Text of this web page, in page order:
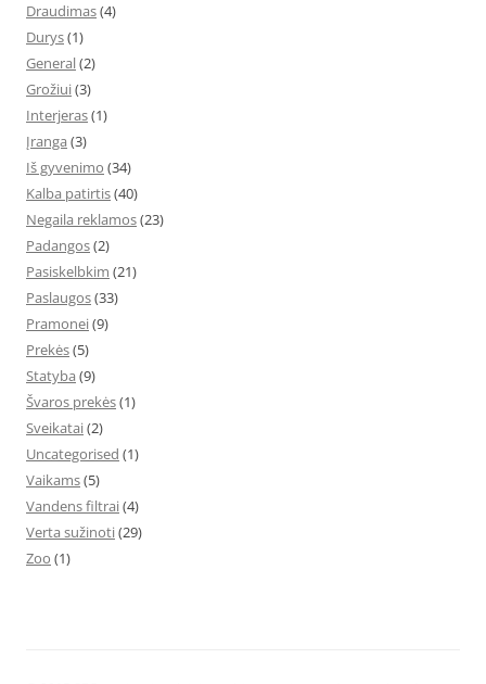
Draudimas(4)
Durys(1)
General(2)
Grožiui(3)
Interjeras(1)
Įranga (3)
Iš gyvenimo (34)
Kalba patirtis(40)
Negaila reklamos(23)
Padangos(2)
Pasiskelbkim (21)
Paslaugos(33)
Pramonei(9)
Prekės(5)
Statyba (9)
Švaros prekės(1)
Sveikatai(2)
Uncategorised (1)
Vaikams(5)
Vandens filtrai(4)
Verta sužinoti(29)
Zoo (1)